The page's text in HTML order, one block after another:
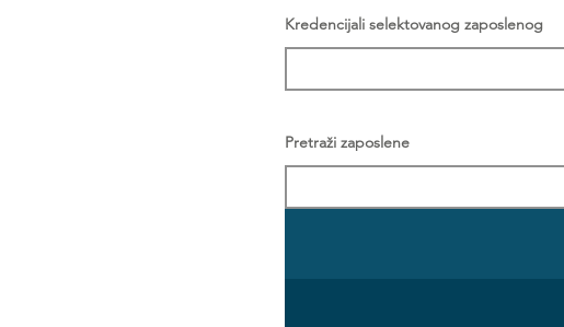
Kredencijali selektovanog zaposlenog
Pretraži zaposlene